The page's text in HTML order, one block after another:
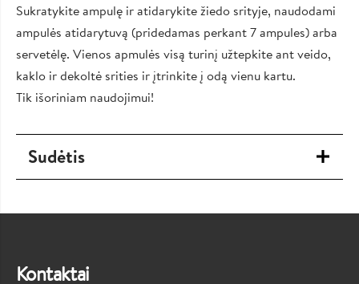
Sukratykite ampulę ir atidarykite žiedo srityje, naudodami
ampulės atidarytuvą (pridedamas perkant 7 ampules) arba
servetėlę. Vienos apmulės visą turinį užtepkite ant veido,
kaklo ir dekoltė srities ir įtrinkite į odą vienu kartu.
Tik išoriniam naudojimui!
Sudėtis
Kontaktai